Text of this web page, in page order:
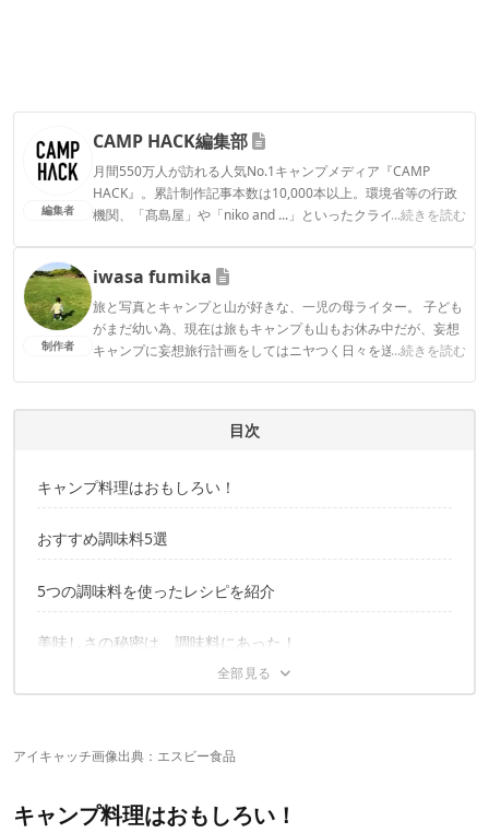
編集者
CAMP HACK編集部
月間550万人が訪れる人気No.1キャンプメディア『CAMP
HACK』。累計制作記事本数は10,000本以上。環境省等の行政
機関、「髙島屋」や「niko and ...」といったクライアントとの
...続きを読む
CAMP HACK編集部のプロフィール
制作者
iwasa fumika
旅と写真とキャンプと山が好きな、一児の母ライター。 子ども
がまだ幼い為、現在は旅もキャンプも山もお休み中だが、妄想
キャンプに妄想旅行計画をしてはニヤつく日々を送る。今年こ
...続きを読む
目次
キャンプ料理はおもしろい！
おすすめ調味料5選
5つの調味料を使ったレシピを紹介
美味しさの秘密は、調味料にあった！
アイキャッチ画像出典： エスビー食品
キャンプ料理はおもしろい！